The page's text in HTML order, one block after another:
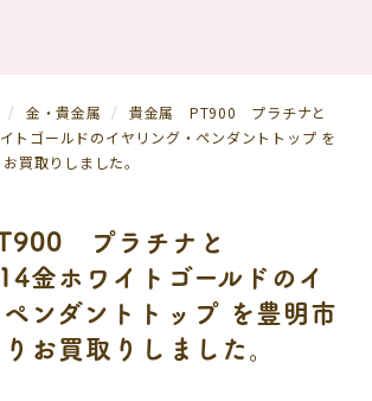
金・貴金属
貴金属 PT900 プラチナと
ゴールドのイヤリング・ペンダントトップ を
買取りしました。
プラチナと
ホワイトゴールドのイ
ンダントトップ を豊明市
お買取りしました。